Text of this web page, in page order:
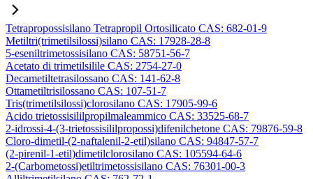
Tetrapropossisilano Tetrapropil Ortosilicato CAS: 682-01-9
Metiltri(trimetilsilossi)silano CAS: 17928-28-8
5-eseniltrimetossisilano CAS: 58751-56-7
Acetato di trimetilsilile CAS: 2754-27-0
Decametiltetrasilossano CAS: 141-62-8
Ottametiltrisilossano CAS: 107-51-7
Tris(trimetilsilossi)clorosilano CAS: 17905-99-6
Acido trietossisililpropilmaleammico CAS: 33525-68-7
2-idrossi-4-(3-trietossisililpropossi)difenilchetone CAS: 79876-59-8
Cloro-dimetil-(2-naftalenil-2-etil)silano CAS: 94847-57-7
(2-pirenil-1-etil)dimetilclorosilano CAS: 105594-64-6
2-(Carbometossi)etiltrimetossisilano CAS: 76301-00-3